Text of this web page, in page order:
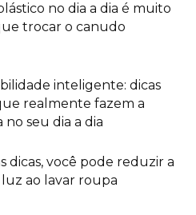
no dia a dia é muito
trocar o canudo
inteligente: dicas
realmente fazem a
seu dia a dia
dicas, você pode reduzir a
ao lavar roupa